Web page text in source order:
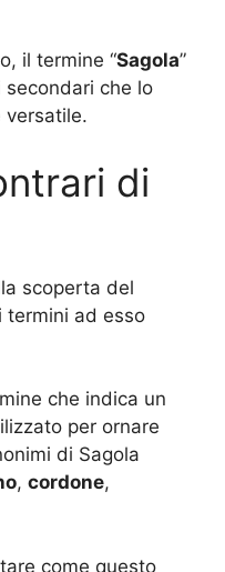
il termine “Sagola”
che lo
versatile.
di
scoperta del
termini ad esso
che indica un
per ornare
di Sagola
, cordone,
come questo